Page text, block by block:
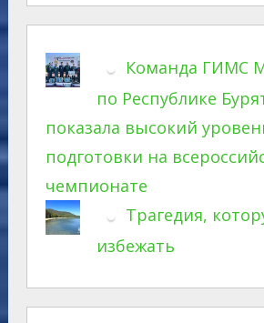
Команда ГИМС
по Республике
показала высокий
подготовки на
чемпионате
Трагедия,
избежать